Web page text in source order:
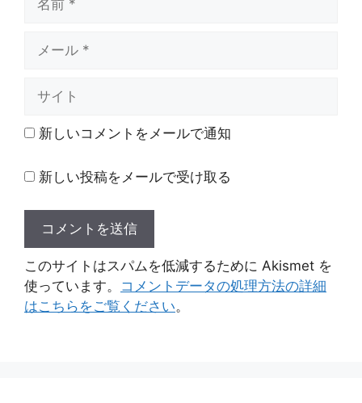
ト 新しいコメントをメールで通知
新しい投稿をメールで受け取る
このサイトはスパムを低減するために Akismet を
使っています。 コメントデータの処理方法の詳細
はこちらをご覧ください。